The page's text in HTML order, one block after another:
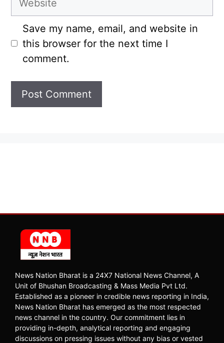
Save my name, email, and website in
this browser for the next time I
comment.
News Nation Bharat is a 24X7 National News Channel, A
Unit of Bhushan Broadcasting & Mass Media Pvt Ltd.
Established as a pioneer in credible news reporting in India,
News Nation Bharat has emerged as the most respected
news channel in the country. Our commitment lies in
providing in-depth, analytical reporting and engaging
discussions on pressing issues without any bias or vested